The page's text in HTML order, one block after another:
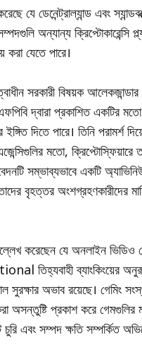
যে ডেনেন্ট্রাল্যান্ড এবং
অন্যান্য ক্রিপ্টোকারেন্সি
করা যেতে পারে।
সরকারী বিষয়ক
দ্বারা প্রকাশিত একটির
ইঙ্গিত দিতে পারে। তিনি পরামর্শ
মতো, ক্রিপ্টোস্ফিয়ারে
সম্ভাব্যভাবে একটি
বৃহত্তর অংশগ্রহণকারীদের
করেছেন যে অনলাইন ভিডিও
তিহ্যবাহী ব্যাংকিংয়ের
সুরক্ষার অভাব রয়েছে। গেমিং
অসন্তুষ্টি প্রকাশ করে গেমগুলির
চুরি এবং সম্পদ ক্ষতি সম্পর্কিত